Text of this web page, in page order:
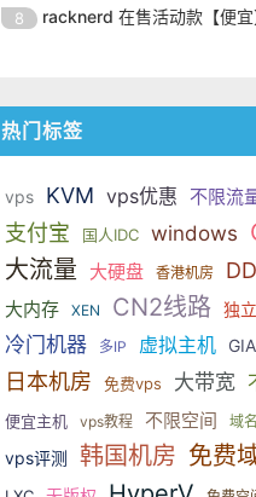
国两大系列。
SSD 固态硬盘
洛杉矶等多个
国两大系列。
VDS 业务，数
于 KVM 虚拟
国两大系列。
美元，美国
的海外主机服
于 KVM 虚拟
SSD 固态硬
国两大系列。
美元，美国
8 racknerd 在售活动款【便
VDS 业务，
于 KVM 虚拟
SSD 固态硬盘
国两大系列。
美元，美国
热门标签
vps KVM vps优惠 不限流
支付宝 国人IDC windows
大流量
大硬盘 香港机房
大内存 XEN CN2线路 独
冷门机器 多IP 虚拟主机
日本机房 免费vps 大带宽
便宜主机 vps教程 不限空间 域名
vps评测 韩国机房 免费